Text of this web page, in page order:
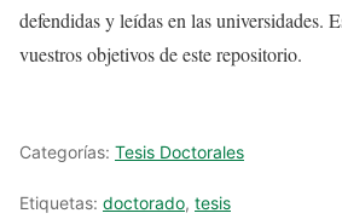
defendidas y leídas en las universidades.
vuestros objetivos de este repositorio.
Categorías: Tesis Doctorales
Etiquetas: doctorado, tesis